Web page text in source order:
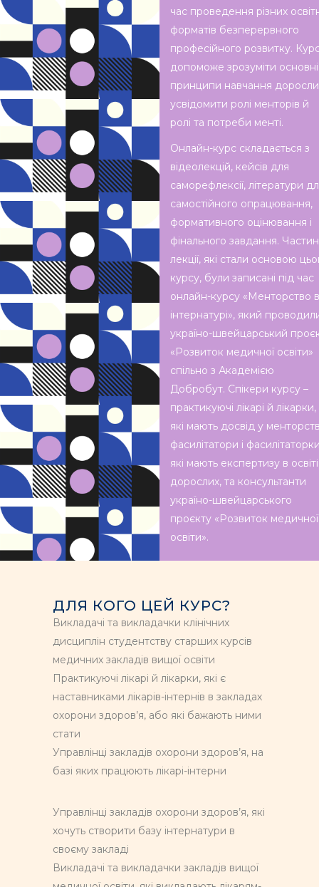
час проведення різних
форматів безперервного
професійного розвитку.
допоможе зрозуміти основні
принципи навчання
усвідомити ролі менторів й
ролі та потреби менті.
Онлайн-курс складається з
відеолекцій, кейсів для
саморефлексії, літератури
самостійного опрацювання,
формативного оцінювання і
фінального завдання.
лекції, які стали основою
курсу, були записані під час
онлайн-курсу «Менторство в
інтернатурі», який
україно-швейцарський
«Розвиток медичної освіти»
спільно з Академією
Добробут. Спікери курсу –
практикуючі лікарі й лікарки,
які мають досвід у
фасилітатори і
які мають експертизу в освіті
дорослих, та консультанти
україно-швейцарського
проєкту «Розвиток медичної
освіти».
ДЛЯ КОГО ЦЕЙ КУРС?
Викладачі та викладачки клінічних
дисциплін студентству старших курсів
медичних закладів вищої освіти
Практикуючі лікарі й лікарки, які є
наставниками лікарів-інтернів в закладах
охорони здоров’я, або які бажають ними
стати
Управлінці закладів охорони здоров’я, на
базі яких працюють лікарі-інтерни
Управлінці закладів охорони здоров’я, які
хочуть створити базу інтернатури в
своєму закладі
Викладачі та викладачки закладів вищої